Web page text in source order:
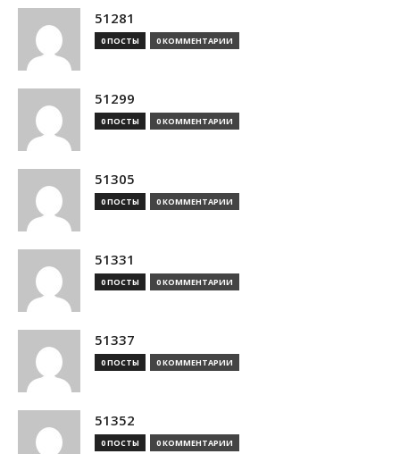
51281
0 ПОСТЫ 0 КОММЕНТАРИИ
51299
0 ПОСТЫ 0 КОММЕНТАРИИ
51305
0 ПОСТЫ 0 КОММЕНТАРИИ
51331
0 ПОСТЫ 0 КОММЕНТАРИИ
51337
0 ПОСТЫ 0 КОММЕНТАРИИ
51352
0 ПОСТЫ 0 КОММЕНТАРИИ